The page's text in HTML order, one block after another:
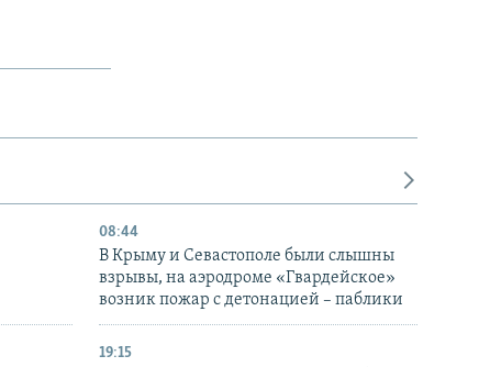
08:44
В Крыму и Севастополе были слышны
взрывы, на аэродроме «Гвардейское»
возник пожар с детонацией – паблики
19:15